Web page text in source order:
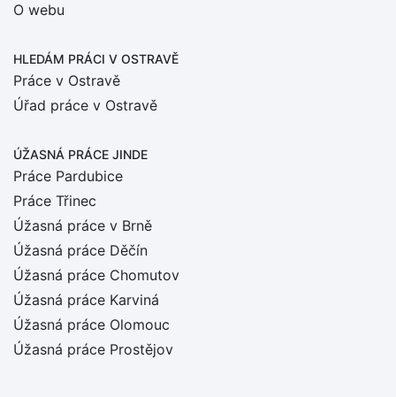
O webu
HLEDÁM PRÁCI V OSTRAVĚ
Práce v Ostravě
Úřad práce v Ostravě
ÚŽASNÁ PRÁCE JINDE
Práce Pardubice
Práce Třinec
Úžasná práce v Brně
Úžasná práce Děčín
Úžasná práce Chomutov
Úžasná práce Karviná
Úžasná práce Olomouc
Úžasná práce Prostějov